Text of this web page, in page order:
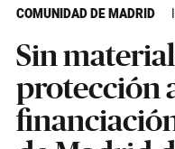
COMUNIDAD DE MADRID
Sin
protección